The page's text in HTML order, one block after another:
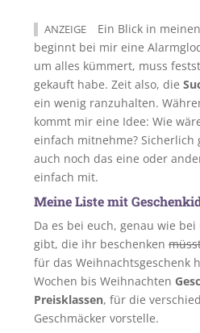
ANZEIGE
Ein Blick in
beginnt bei mir eine
um alles kümmert, muss
gekauft habe. Zeit also, die
ein wenig ranzuhalten.
kommt mir eine Idee: Wie
einfach mitnehme?
auch noch das eine oder
einfach mit.
Meine Liste mit
Da es bei euch, genau wie
gibt, die ihr beschenken
für das Weihnachtsgeschenk
Wochen bis Weihnachten
Preisklassen, für die
Geschmäcker vorstelle.